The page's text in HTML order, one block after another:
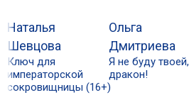
Наталья
Шевцова
Ключ для
императорской
сокровищницы (16+)
Ольга
Дмитриева
Я не буду твоей,
дракон!